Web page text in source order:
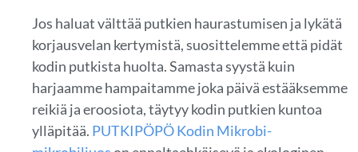
Jos haluat välttää putkien haurastumisen ja lykätä
korjausvelan kertymistä, suosittelemme että pidät
kodin putkista huolta. Samasta syystä kuin
harjaamme hampaitamme joka päivä estääksemme
reikiä ja eroosiota, täytyy kodin putkien kuntoa
ylläpitää. PUTKIPÖPÖ Kodin Mikrobi-